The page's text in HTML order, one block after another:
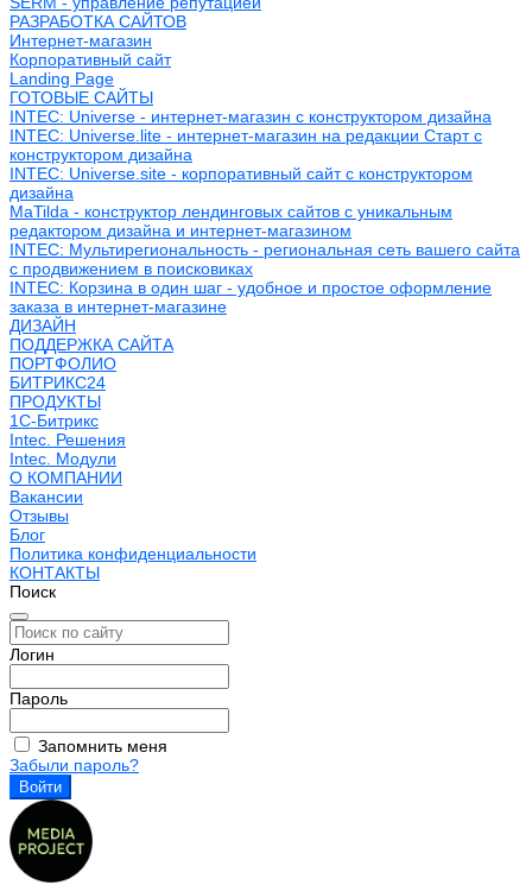
РАЗРАБОТКА САЙТОВ
Интернет-магазин
Корпоративный сайт
Landing Page
ГОТОВЫЕ САЙТЫ
INTEC: Universe - интернет-магазин с конструктором дизайна
INTEC: Universe.lite - интернет-магазин на редакции Старт с
конструктором дизайна
INTEC: Universe.site - корпоративный сайт с конструктором
дизайна
MaTilda - конструктор лендинговых сайтов с уникальным
редактором дизайна и интернет-магазином
INTEC: Мультирегиональность - региональная сеть вашего сайта
с продвижением в поисковиках
INTEC: Корзина в один шаг - удобное и простое оформление
заказа в интернет-магазине
ДИЗАЙН
ПОДДЕРЖКА САЙТА
ПОРТФОЛИО
БИТРИКС24
ПРОДУКТЫ
1С-Битрикс
Intec. Решения
Intec. Модули
О КОМПАНИИ
Вакансии
Отзывы
Блог
Политика конфиденциальности
КОНТАКТЫ
Поиск
Логин
Пароль
Запомнить меня
Забыли пароль?